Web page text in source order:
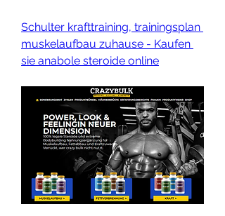
Schulter krafttraining, trainingsplan
muskelaufbau zuhause - Kaufen
sie anabole steroide online